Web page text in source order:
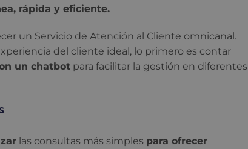
rápida y eficiente.
un Servicio de Atención al Cliente omnicanal.
del cliente ideal, lo primero es contar
un chatbot para facilitar la gestión en diferentes
las consultas más simples para ofrecer